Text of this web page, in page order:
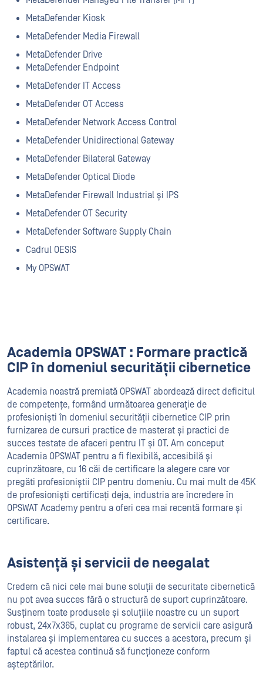
MetaDefender Kiosk
MetaDefender Media Firewall
MetaDefender Drive
MetaDefender Endpoint
MetaDefender IT Access
MetaDefender OT Access
MetaDefender Network Access Control
MetaDefender Unidirectional Gateway
MetaDefender Bilateral Gateway
MetaDefender Optical Diode
MetaDefender Firewall Industrial și IPS
MetaDefender OT Security
MetaDefender Software Supply Chain
Cadrul OESIS
My OPSWAT
Academia OPSWAT : Formare practică
CIP în domeniul securității cibernetice
Academia noastră premiată OPSWAT abordează direct deficitul
de competențe, formând următoarea generație de
profesioniști în domeniul securității cibernetice CIP prin
furnizarea de cursuri practice de masterat și practici de
succes testate de afaceri pentru IT și OT. Am conceput
Academia OPSWAT pentru a fi flexibilă, accesibilă și
cuprinzătoare, cu 16 căi de certificare la alegere care vor
pregăti profesioniștii CIP pentru domeniu. Cu mai mult de 45K
de profesioniști certificați deja, industria are încredere în
OPSWAT Academy pentru a oferi cea mai recentă formare și
certificare.
Asistență și servicii de neegalat
Credem că nici cele mai bune soluții de securitate cibernetică
nu pot avea succes fără o structură de suport cuprinzătoare.
Susținem toate produsele și soluțiile noastre cu un suport
robust, 24x7x365, cuplat cu programe de servicii care asigură
instalarea și implementarea cu succes a acestora, precum și
faptul că acestea continuă să funcționeze conform
așteptărilor.